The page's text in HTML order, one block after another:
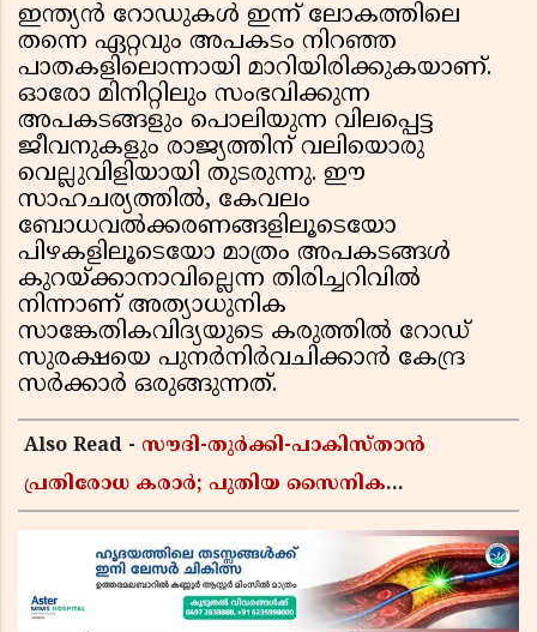
ഇന്ത്യൻ റോഡുകൾ ഇന്ന് ലോകത്തിലെ
തന്നെ ഏറ്റവും അപകടം നിറഞ്ഞ
പാതകളിലൊന്നായി മാറിയിരിക്കുകയാണ്.
ഓരോ മിനിറ്റിലും സംഭവിക്കുന്ന
അപകടങ്ങളും പൊലിയുന്ന വിലപ്പെട്ട
ജീവനുകളും രാജ്യത്തിന് വലിയൊരു
വെല്ലുവിളിയായി തുടരുന്നു. ഈ
സാഹചര്യത്തിൽ, കേവലം
ബോധവൽക്കരണങ്ങളിലൂടെയോ
പിഴകളിലൂടെയോ മാത്രം അപകടങ്ങൾ
കുറയ്ക്കാനാവില്ലെന്ന തിരിച്ചറിവിൽ
നിന്നാണ് അത്യാധുനിക
സാങ്കേതികവിദ്യയുടെ കരുത്തിൽ റോഡ്
സുരക്ഷയെ പുനർനിർവചിക്കാൻ കേന്ദ്ര
സർക്കാർ ഒരുങ്ങുന്നത്.
Also Read - സൗദി-തുർക്കി-പാകിസ്താൻ
പ്രതിരോധ കരാർ; പുതിയ സൈനിക